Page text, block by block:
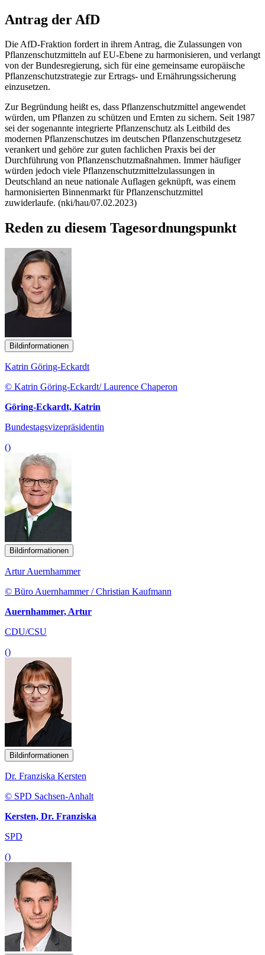
Antrag der AfD
Die AfD-Fraktion fordert in ihrem Antrag, die Zulassungen von
Pflanzenschutzmitteln auf EU-Ebene zu harmonisieren, und verlangt
von der Bundesregierung, sich für eine gemeinsame europäische
Pflanzenschutzstrategie zur Ertrags- und Ernährungssicherung
einzusetzen.
Zur Begründung heißt es, dass Pflanzenschutzmittel angewendet
würden, um Pflanzen zu schützen und Ernten zu sichern. Seit 1987
sei der sogenannte integrierte Pflanzenschutz als Leitbild des
modernen Pflanzenschutzes im deutschen Pflanzenschutzgesetz
verankert und gehöre zur guten fachlichen Praxis bei der
Durchführung von Pflanzenschutzmaßnahmen. Immer häufiger
würden jedoch viele Pflanzenschutzmittelzulassungen in
Deutschland an neue nationale Auflagen geknüpft, was einem
harmonisierten Binnenmarkt für Pflanzenschutzmittel
zuwiderlaufe. (nki/hau/07.02.2023)
Reden zu diesem Tagesordnungspunkt
Bildinformationen
Katrin Göring-Eckardt
© Katrin Göring-Eckardt/ Laurence Chaperon
Göring-Eckardt, Katrin
Bundestagsvizepräsidentin
()
Bildinformationen
Artur Auernhammer
© Büro Auernhammer / Christian Kaufmann
Auernhammer, Artur
CDU/CSU
()
Bildinformationen
Dr. Franziska Kersten
© SPD Sachsen-Anhalt
Kersten, Dr. Franziska
SPD
()